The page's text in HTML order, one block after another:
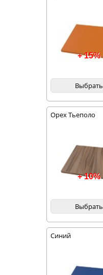
+ 15%
Выбрать
Орех Тьеполо
+ 10%
Выбрать
Синий